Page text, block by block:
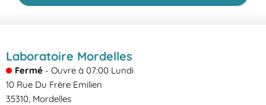
Laboratoire Mordelles
Fermé - Ouvre à 07:00 Lundi
10 Rue Du Frère Emilien
35310, Mordelles